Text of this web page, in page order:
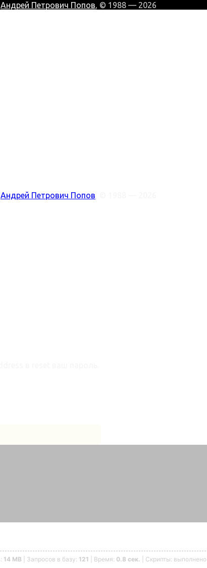
Андрей Петрович Попов, © 1988 — 2026
Андрей Петрович Попов
14 MB | Запросов в базу: 121 | Время: 0.8 сек. | Скрипты: выполнено